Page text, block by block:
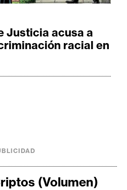
Justicia acusa a
racial en
(Volumen)